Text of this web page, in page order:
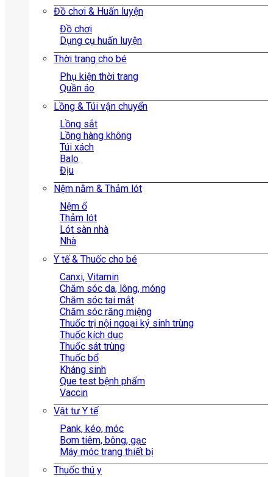
Đồ chơi & Huấn luyện
Đồ chơi
Dụng cụ huấn luyện
Thời trang cho bé
Phụ kiện thời trang
Quần áo
Lồng & Túi vận chuyển
Lồng sắt
Lồng hàng không
Túi xách
Balo
Địu
Nệm nằm & Thảm lót
Nệm ổ
Thảm lót
Lót sàn nhà
Nhà
Y tế & Thuốc cho bé
Canxi, Vitamin
Chăm sóc da, lông, móng
Chăm sóc tai mắt
Chăm sóc răng miệng
Thuốc trị nội ngoại ký sinh trùng
Thuốc kích dục
Thuốc sát trùng
Thuốc bổ
Kháng sinh
Que test bệnh phẩm
Vaccin
Vật tư Y tế
Pank, kéo, móc
Bơm tiêm, bông, gạc
Máy móc trang thiết bị
Thuốc thú y